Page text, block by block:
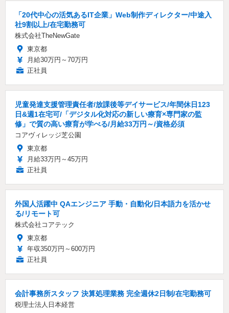
「20代中心の活気あるIT企業」Web制作ディレクター/中途入
社9割以上/在宅勤務可
株式会社TheNewGate
東京都
月給30万円～70万円
正社員
児童発達支援管理責任者/放課後等デイサービス/年間休日123
日&週1在宅可/「デジタル化対応の新しい療育×専門家の監
修」で質の高い療育が学べる/月給33万円～/資格必須
コアヴィレッジ芝公園
東京都
月給33万円～45万円
正社員
外国人活躍中 QAエンジニア 手動・自動化/日本語力を活かせ
る/リモート可
株式会社コアテック
東京都
年収350万円～600万円
正社員
会計事務所スタッフ 決算処理業務 完全週休2日制/在宅勤務可
税理士法人日本経営